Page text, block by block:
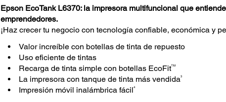
Epson EcoTank L6370: la impresora multifuncional que
emprendedores.
¡Haz crecer tu negocio con tecnología confiable, económica y
Valor increíble con botellas de tinta de repuesto
Uso eficiente de tintas
Recarga de tinta simple con botellas EcoFitTM
La impresora con tanque de tinta más vendida3
Impresión móvil inalámbrica fácil4